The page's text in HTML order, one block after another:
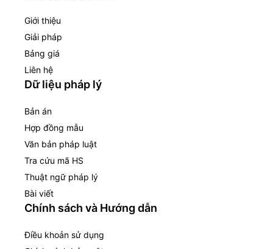
Giới thiệu
Giải pháp
Bảng giá
Liên hệ
Dữ liệu pháp lý
Bản án
Hợp đồng mẫu
Văn bản pháp luật
Tra cứu mã HS
Thuật ngữ pháp lý
Bài viết
Chính sách và Hướng dẫn
Điều khoản sử dụng